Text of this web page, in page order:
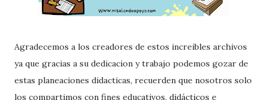
Agradecemos a los creadores de estos increibles archivos
ya que gracias a su dedicacion y trabajo podemos gozar de
estas planeaciones didacticas, recuerden que nosotros solo
los compartimos con fines educativos, didácticos e